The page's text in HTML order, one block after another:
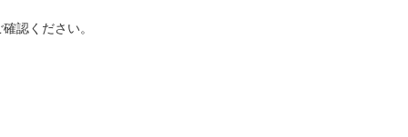
認ください。